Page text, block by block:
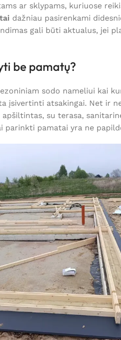
ar sklypams, kuriuose
dažniau pasirenkami
gali būti aktualus, jei
be pamatų?
sodo nameliui kai
įsivertinti atsakingai. Net ir
apšiltintas, su terasa,
parinkti pamatai yra ne